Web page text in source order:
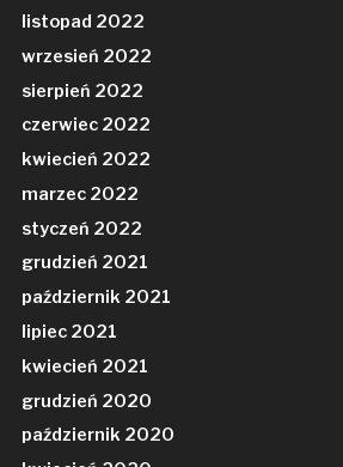
listopad 2022
wrzesień 2022
sierpień 2022
czerwiec 2022
kwiecień 2022
marzec 2022
styczeń 2022
grudzień 2021
październik 2021
lipiec 2021
kwiecień 2021
grudzień 2020
październik 2020